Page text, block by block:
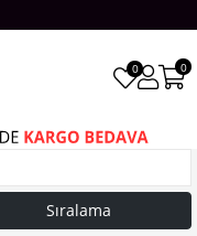
0
0
Sıralama